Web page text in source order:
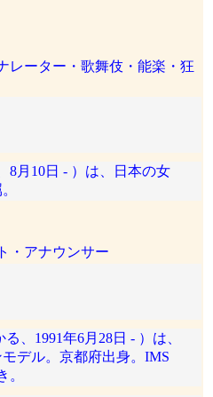
レーター・歌舞伎・能楽・狂
8月10日 - ）は、日本の女
・アナウンサー
、1991年6月28日 - ）は、
デル。京都府出身。IMS
。